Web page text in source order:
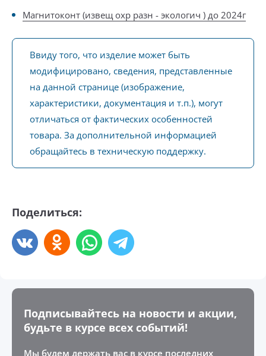
Магнитоконт (извещ охр разн - экологич ) до 2024г
Ввиду того, что изделие может быть
модифицировано, сведения, представленные
на данной странице (изображение,
характеристики, документация и т.п.), могут
отличаться от фактических особенностей
товара. За дополнительной информацией
обращайтесь в техническую поддержку.
Поделиться:
Подписывайтесь на новости и акции,
будьте в курсе всех событий!
Мы будем держать вас в курсе последних